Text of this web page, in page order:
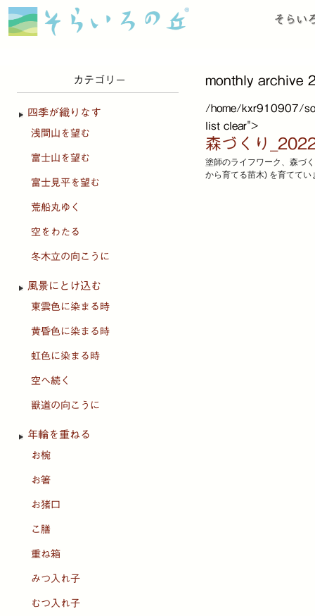
そらい
monthly archive
/home/kxr910907/
list clear">
森づくり
塗師のライフワーク、森づ
から育てる苗木) を育てて
カテゴリー
四季が織りなす
浅間山を望む
富士山を望む
富士見平を望む
荒船丸ゆく
空をわたる
冬木立の向こうに
風景にとけ込む
東雲色に染まる時
黄昏色に染まる時
虹色に染まる時
空へ続く
獣道の向こうに
年輪を重ねる
お椀
お箸
お猪口
こ膳
重ね箱
みつ入れ子
むつ入れ子